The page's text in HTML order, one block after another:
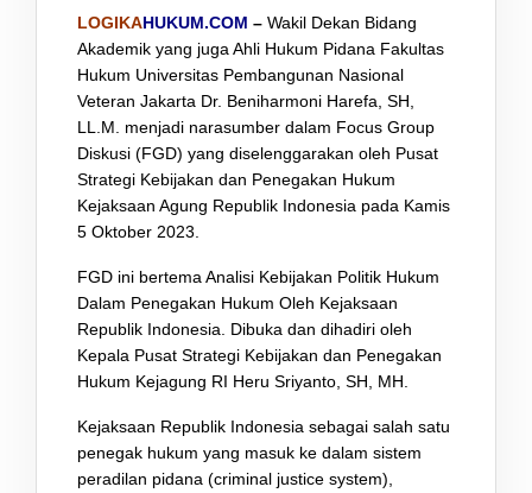
LOGIKAHUKUM.COM – Wakil Dekan Bidang
Akademik yang juga Ahli Hukum Pidana Fakultas
Hukum Universitas Pembangunan Nasional
Veteran Jakarta Dr. Beniharmoni Harefa, SH,
LL.M. menjadi narasumber dalam Focus Group
Diskusi (FGD) yang diselenggarakan oleh Pusat
Strategi Kebijakan dan Penegakan Hukum
Kejaksaan Agung Republik Indonesia pada Kamis
5 Oktober 2023.
FGD ini bertema Analisi Kebijakan Politik Hukum
Dalam Penegakan Hukum Oleh Kejaksaan
Republik Indonesia. Dibuka dan dihadiri oleh
Kepala Pusat Strategi Kebijakan dan Penegakan
Hukum Kejagung RI Heru Sriyanto, SH, MH.
Kejaksaan Republik Indonesia sebagai salah satu
penegak hukum yang masuk ke dalam sistem
peradilan pidana (criminal justice system),